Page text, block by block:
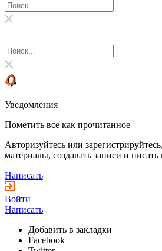
Уведомления
Пометить все как прочитанное
Авторизуйтесь или
материалы, создавать записи и
Написать
Войти
Написать
Добавить в закладки
Facebook